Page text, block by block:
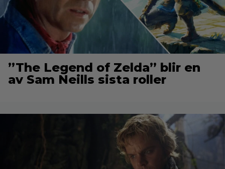
”The Legend of Zelda” blir en
av Sam Neills sista roller